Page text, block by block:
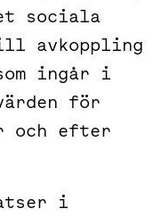
sociala
avkoppling
ingår i
för
och efter
i